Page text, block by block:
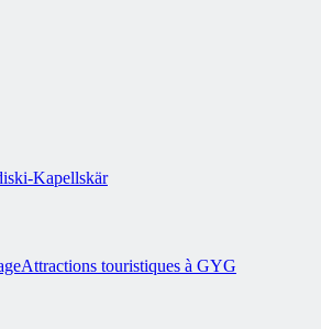
Kapellskär
Attractions touristiques à GYG